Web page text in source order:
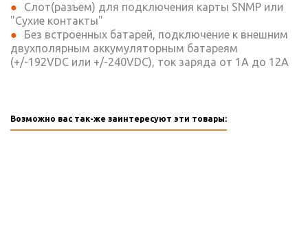
Слот(разъем) для подключения карты SNMP или
"Сухие контакты"
Без встроенных батарей, подключение к внешним
двухполярным аккумуляторным батареям
(+/-192VDC или +/-240VDC), ток заряда от 1А до 12А
Возможно вас так-же заинтересуют эти товары: